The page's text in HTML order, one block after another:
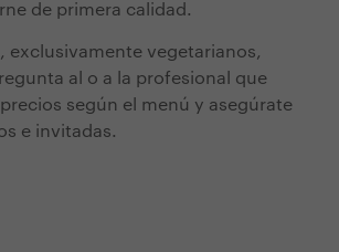
de primera calidad.
exclusivamente vegetarianos,
al o a la profesional que
según el menú y asegúrate
e invitadas.